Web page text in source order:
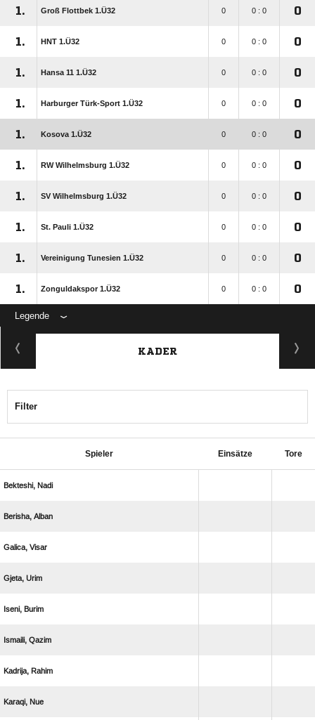
1. Groß Flottbek 1.Ü32 0 0 : 0 0
1. HNT 1.Ü32 0 0 : 0 0
1. Hansa 11 1.Ü32 0 0 : 0 0
1. Harburger Türk-Sport 1.Ü32 0 0 : 0 0
1. Kosova 1.Ü32 0 0 : 0 0
1. RW Wilhelmsburg 1.Ü32 0 0 : 0 0
1. SV Wilhelmsburg 1.Ü32 0 0 : 0 0
1. St. Pauli 1.Ü32 0 0 : 0 0
1. Vereinigung Tunesien 1.Ü32 0 0 : 0 0
1. Zonguldakspor 1.Ü32 0 0 : 0 0
Legende
KADER
Filter
Spieler Einsätze Tore
 
 
 
 
 
 
 
 